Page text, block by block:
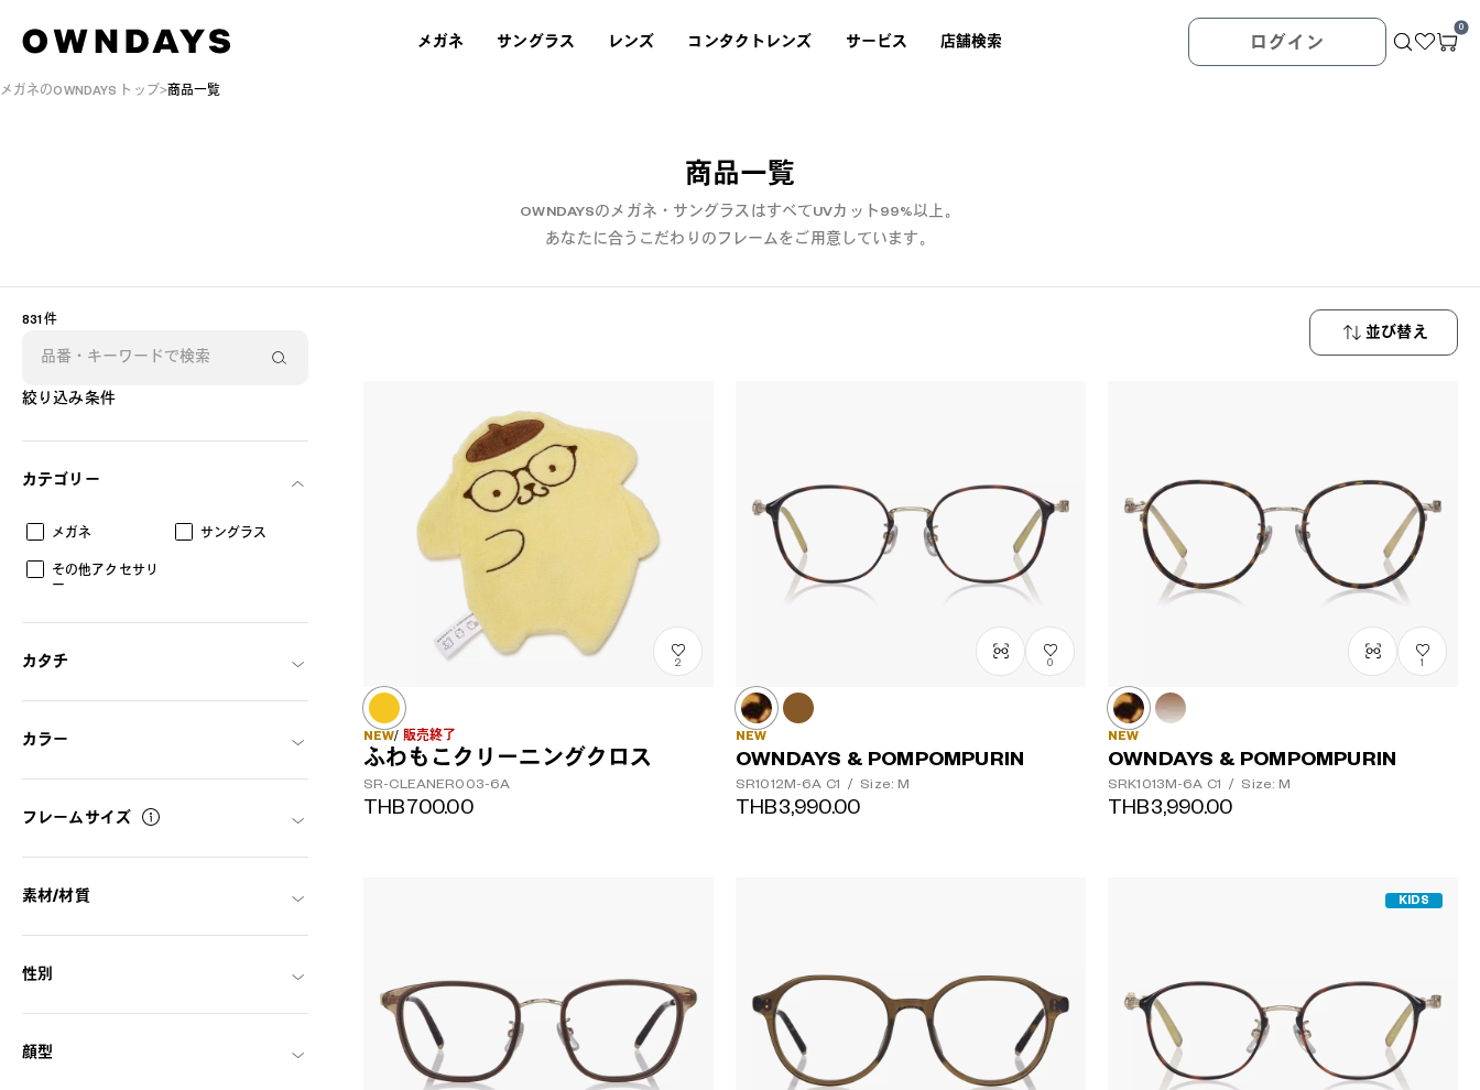
メガネ サングラス レンズ コンタクトレンズ サービス 店舗検索 ログイン
0
メガネのOWNDAYS トップ 商品一覧
商品一覧
OWNDAYSのメガネ・サングラスはすべてUVカット99%以上。
あなたに合うこだわりのフレームをご用意しています。
831 件
絞り込み条件
カテゴリー
メガネ サングラス
その他アクセサリ
ー
カタチ
カラー
フレームサイズ
素材/材質
性別
顔型
並び替え
価格が高い
2
NEW 販売終了
ふわもこクリーニングクロス
SR-CLEANER003-6A
THB700.00
0
NEW
OWNDAYS & POMPOMPURIN
SR1012M-6A C1 / Size: M
THB3,990.00
1
NEW
OWNDAYS & POMPOMPURIN
SRK1013M-6A C1 / Size: M
THB3,990.00
KIDS